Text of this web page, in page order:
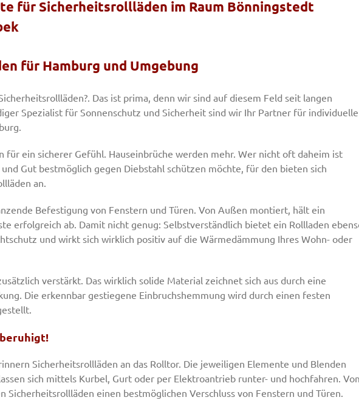
für Sicherheitsrollläden im Raum Bönningstedt
für Hamburg und Umgebung
Das ist prima, denn wir sind auf diesem Feld seit langen
Spezialist für Sonnenschutz und Sicherheit sind wir Ihr Partner für individuelle
für ein sicherer Gefühl. Hauseinbrüche werden mehr. Wer nicht oft daheim ist
Gut bestmöglich gegen Diebstahl schützen möchte, für den bieten sich
an.
Befestigung von Fenstern und Türen. Von Außen montiert, hält ein
erfolgreich ab. Damit nicht genug: Selbstverständlich bietet ein Rollladen
und wirkt sich wirklich positiv auf die Wärmedämmung Ihres Wohn- oder
verstärkt. Das wirklich solide Material zeichnet sich aus durch eine
Die erkennbar gestiegene Einbruchshemmung wird durch einen festen
Sicherheitsrollläden an das Rolltor. Die jeweiligen Elemente und Blenden
sich mittels Kurbel, Gurt oder per Elektroantrieb runter- und hochfahren.
Sicherheitsrollläden einen bestmöglichen Verschluss von Fenstern und Türen.